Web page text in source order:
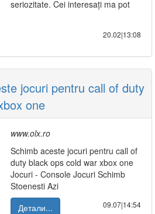
seriozitate. Cei interesați ma pot
20.02|13:08
jocuri pentru call of duty
one
www.olx.ro
Schimb aceste jocuri pentru call of
duty black ops cold war xbox one
Jocuri - Console Jocuri Schimb
Stoenesti Azi
Детали...
09.07|14:54